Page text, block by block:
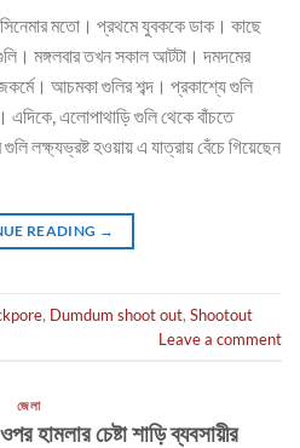
মতো। প্রথমে যুবককে ডাক। কাছে
মঙ্গলবার তখন সকাল আটটা। দমদমের
আচমকা গুলির শব্দ। প্রকাশ্যে গুলি
এলোপাথাড়ি গুলি থেকে বাঁচতে
লক্ষ্যভ্রষ্ট হওয়ায় এ যাত্রায় বেঁচে গিয়েছেন
READING →
, Dumdum shoot out, Shootout
Leave a comment
জেলা
হামলার চেষ্টা শাড়ি ব্যবসায়ীর